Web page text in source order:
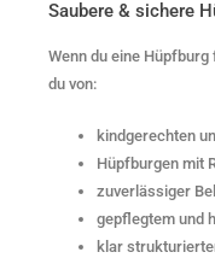
Saubere & sichere
Wenn du eine
du von:
kindgerechten
Hüpfburgen mit
zuverlässiger
gepflegtem und
klar